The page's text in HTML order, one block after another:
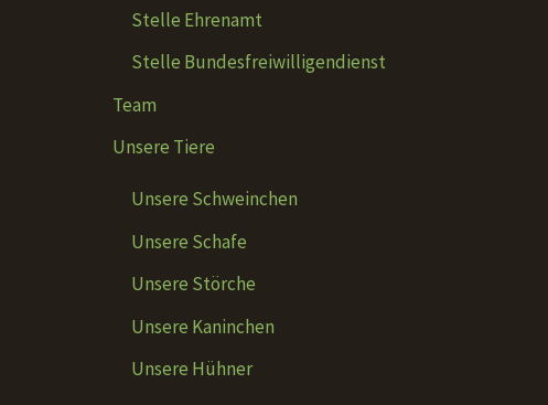
Stelle Ehrenamt
Stelle Bundesfreiwilligendienst
Team
Unsere Tiere
Unsere Schweinchen
Unsere Schafe
Unsere Störche
Unsere Kaninchen
Unsere Hühner